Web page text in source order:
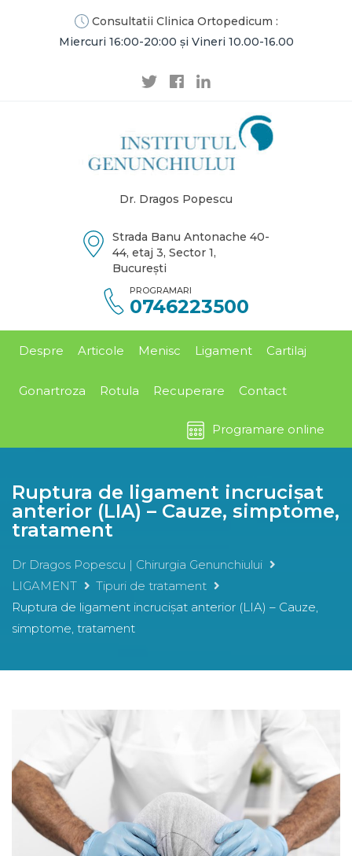
Consultatii Clinica Ortopedicum :
Miercuri 16:00-20:00 și Vineri 10.00-16.00
Dr. Dragos Popescu
Strada Banu Antonache 40-
44, etaj 3, Sector 1,
București
PROGRAMARI
0746223500
Despre Articole Menisc Ligament Cartilaj
Gonartroza Rotula Recuperare Contact
Programare online
Ruptura de ligament incrucișat
anterior (LIA) – Cauze, simptome,
tratament
Dr Dragos Popescu | Chirurgia Genunchiului
LIGAMENT
Tipuri de tratament
Ruptura de ligament incrucișat anterior (LIA) – Cauze,
simptome, tratament